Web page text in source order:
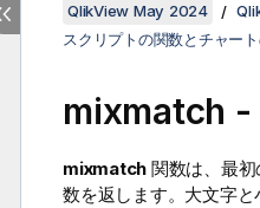
QlikView May 2024
スクリプトの関数とチャー
mixmatch -
mixmatch 関数は、最
数を返します。大文字と